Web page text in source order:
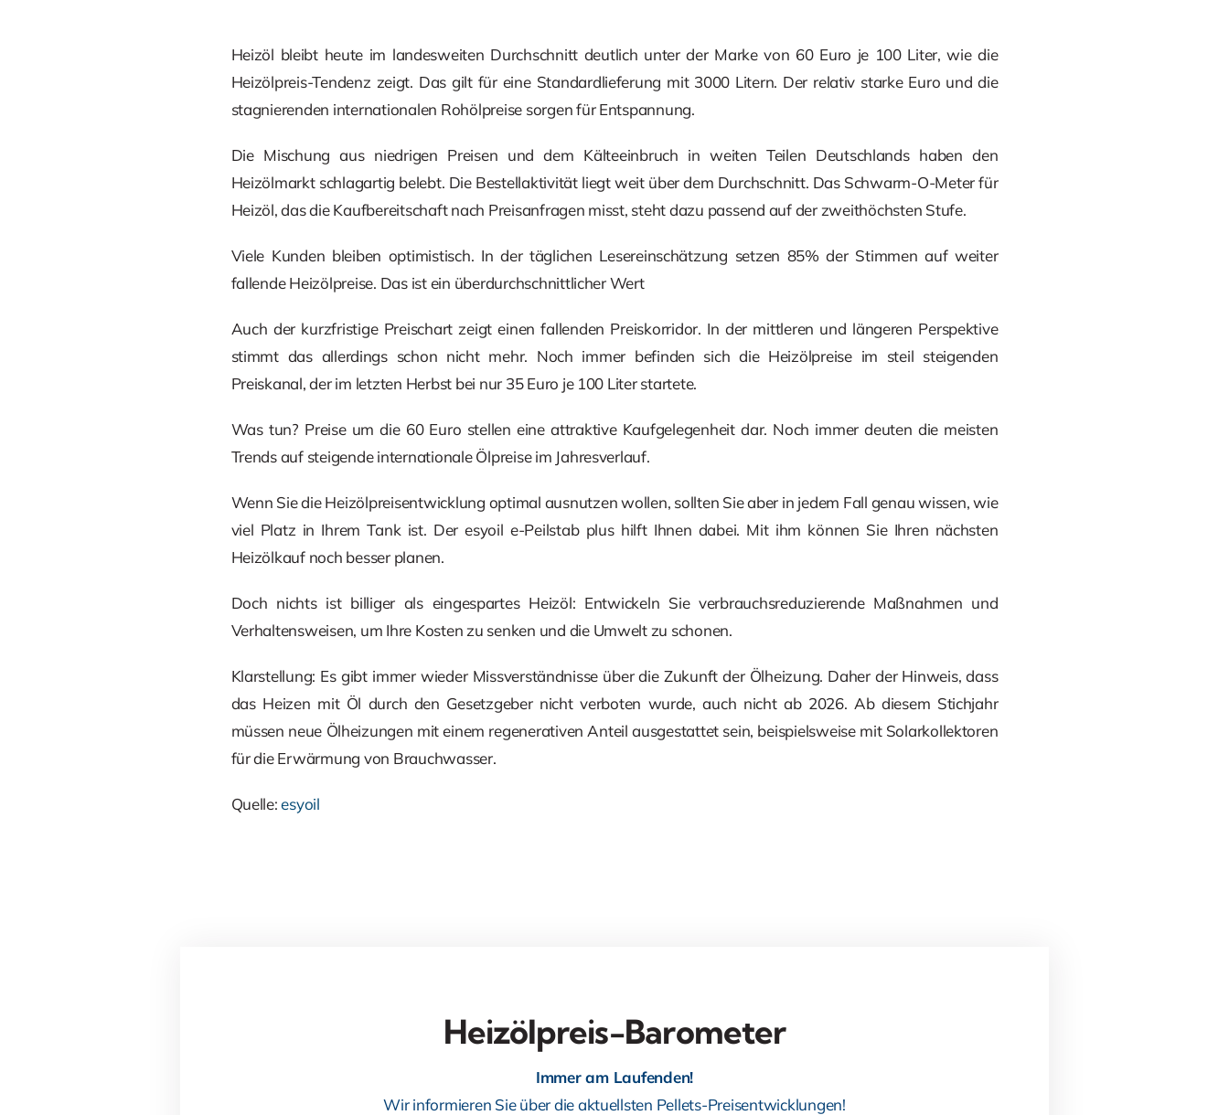
Heizöl bleibt heute im landesweiten Durchschnitt deutlich unter der Marke von 60 Euro je 100 Liter, wie die
Heizölpreis-Tendenz zeigt. Das gilt für eine Standardlieferung mit 3000 Litern. Der relativ starke Euro und die
stagnierenden internationalen Rohölpreise sorgen für Entspannung.
Die Mischung aus niedrigen Preisen und dem Kälteeinbruch in weiten Teilen Deutschlands haben den
Heizölmarkt schlagartig belebt. Die Bestellaktivität liegt weit über dem Durchschnitt. Das Schwarm-O-Meter für
Heizöl, das die Kaufbereitschaft nach Preisanfragen misst, steht dazu passend auf der zweithöchsten Stufe.
Viele Kunden bleiben optimistisch. In der täglichen Lesereinschätzung setzen 85% der Stimmen auf weiter
fallende Heizölpreise. Das ist ein überdurchschnittlicher Wert
Auch der kurzfristige Preischart zeigt einen fallenden Preiskorridor. In der mittleren und längeren Perspektive
stimmt das allerdings schon nicht mehr. Noch immer befinden sich die Heizölpreise im steil steigenden
Preiskanal, der im letzten Herbst bei nur 35 Euro je 100 Liter startete.
Was tun? Preise um die 60 Euro stellen eine attraktive Kaufgelegenheit dar. Noch immer deuten die meisten
Trends auf steigende internationale Ölpreise im Jahresverlauf.
Wenn Sie die Heizölpreisentwicklung optimal ausnutzen wollen, sollten Sie aber in jedem Fall genau wissen, wie
viel Platz in Ihrem Tank ist. Der esyoil e-Peilstab plus hilft Ihnen dabei. Mit ihm können Sie Ihren nächsten
Heizölkauf noch besser planen.
Doch nichts ist billiger als eingespartes Heizöl: Entwickeln Sie verbrauchsreduzierende Maßnahmen und
Verhaltensweisen, um Ihre Kosten zu senken und die Umwelt zu schonen.
Klarstellung: Es gibt immer wieder Missverständnisse über die Zukunft der Ölheizung. Daher der Hinweis, dass
das Heizen mit Öl durch den Gesetzgeber nicht verboten wurde, auch nicht ab 2026. Ab diesem Stichjahr
müssen neue Ölheizungen mit einem regenerativen Anteil ausgestattet sein, beispielsweise mit Solarkollektoren
für die Erwärmung von Brauchwasser.
Quelle:esyoil
Heizölpreis-Barometer
Immer am Laufenden!
Wir informieren Sie über die aktuellsten Pellets-Preisentwicklungen!